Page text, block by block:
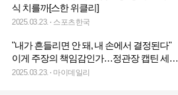
식 치를까[스한 위클리]
2025.03.23. 스포츠한국
"내가 흔들리면 안 돼, 내 손에서 결정된다"
이게 주장의 책임감인가…정관장 캡틴 세터
주목, 현대건설 잡으러 간다
2025.03.23. 마이데일리